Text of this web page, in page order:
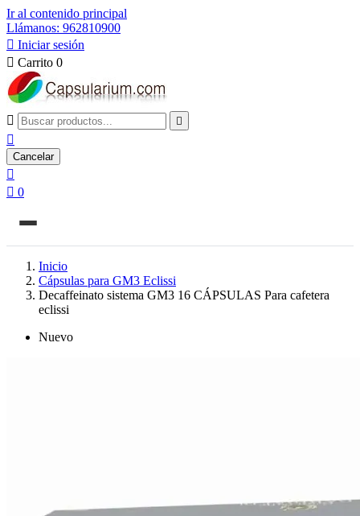
Ir al contenido principal
Llámanos: 962810900
 Iniciar sesión
 Carrito 0
 

Cancelar

 0
Inicio
Cápsulas para GM3 Eclissi
Decaffeinato sistema GM3 16 CÁPSULAS Para cafetera
eclissi
Nuevo